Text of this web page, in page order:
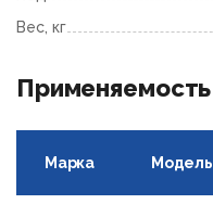
Вес, кг
Применяемость
Марка Модель